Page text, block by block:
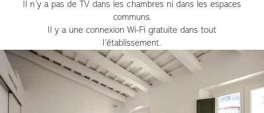
Il n’y a pas de TV dans les chambres ni dans les espaces
communs.
Il y a une connexion Wi-Fi gratuite dans tout
l’établissement.